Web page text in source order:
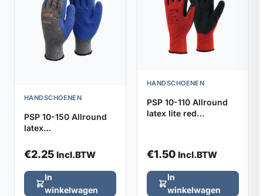
HANDSCHOENEN
PSP 10-150 Allround
latex
blauw (maat 10)
€2.25 Incl.BTW
In
winkelwagen
HANDSCHOENEN
PSP 10-110 Allround
latex lite red
€1.50 Incl.BTW
In
winkelwagen